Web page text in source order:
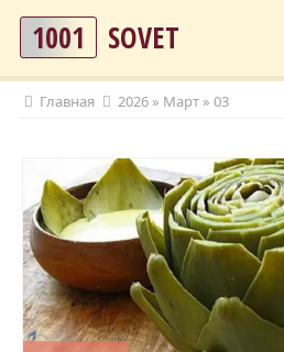
1001 SOVET
Главная 2026 » Март » 03